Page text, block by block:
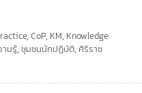
, CoP, KM, Knowledge
ามรู้, ชุมชนนักปฏิบัติ, ศิริราช